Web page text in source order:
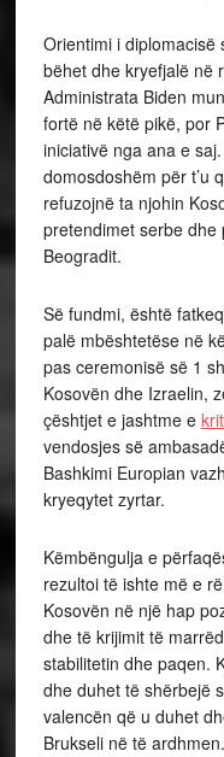
Orientimi i diplomacisë
bëhet dhe kryefjalë në
Administrata Biden
fortë në këtë pikë, por
iniciativë nga ana e
domosdoshëm për t’u
refuzojnë ta njohin
pretendimet serbe
Beogradit.
Së fundmi, është
palë mbështetëse në
pas ceremonisë së 1
Kosovën dhe Izraelin,
çështjet e jashtme e
vendosjes së
Bashkimi Europian
kryeqytet zyrtar.
Këmbëngulja e
rezultoi të ishte më e
Kosovën në një hap
dhe të krijimit të
stabilitetin dhe paqen.
dhe duhet të shërbejë
valencën që u duhet
Brukseli në të